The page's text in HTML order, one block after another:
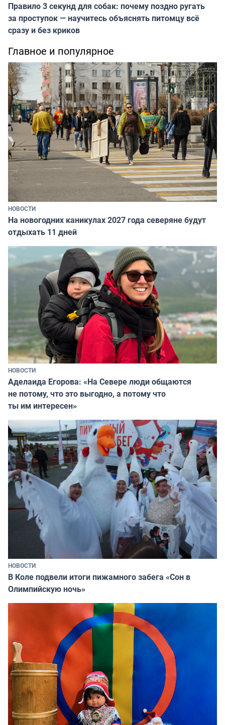
Правило 3 секунд для собак: почему поздно ругать
за проступок — научитесь объяснять питомцу всё
сразу и без криков
Главное и популярное
НОВОСТИ
На новогодних каникулах 2027 года северяне будут
отдыхать 11 дней
НОВОСТИ
Аделаида Егорова: «На Севере люди общаются
не потому, что это выгодно, а потому что
ты им интересен»
НОВОСТИ
В Коле подвели итоги пижамного забега «Сон в
Олимпийскую ночь»